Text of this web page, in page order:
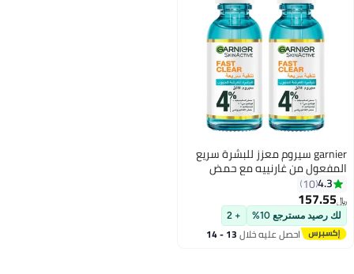
garnier سيروم معزز للبشرة سريع
المفعول من غارنييه مع حمض
الساليسيليك، 30 مل
4.3
10
﷼‏157.55
لك رصيد مسترجع 10% + 2
احصل عليه خلال 13 - 14